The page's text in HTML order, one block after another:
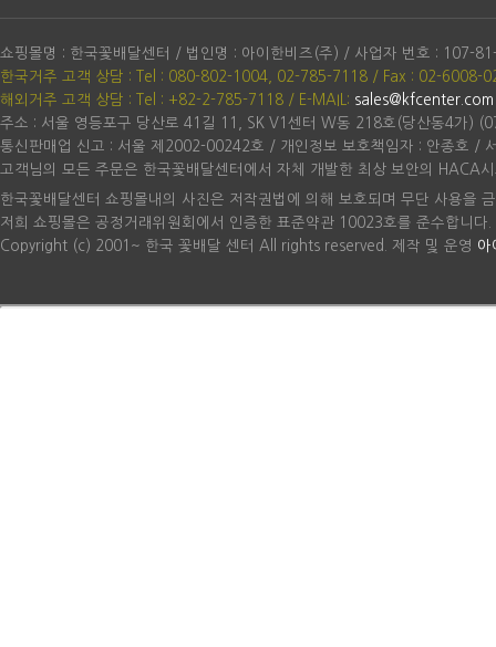
쇼핑몰명 : 한국꽃배달센터 / 법인명 : 아이한비즈(주) / 사업자 번호 : 107-
한국거주 고객 상담 : Tel : 080-802-1004, 02-785-7118 / Fax : 02-6008-
해외거주 고객 상담 : Tel : +82-2-785-7118 / E-MAIL: sales@kfcenter.com
주소 : 서울 영등포구 당산로 41길 11, SK V1센터 W동 218호(당산동4가)
통신판매업 신고 : 서울 제2002-00242호 / 개인정보 보호책임자 : 안종호 /
고객님의 모든 주문은 한국꽃배달센터에서 자체 개발한 최상 보안의 HACA
한국꽃배달센터 쇼핑몰내의 사진은 저작권법에 의해 보호되며 무단 사용을
저희 쇼핑몰은 공정거래위원회에서 인증한 표준약관 10023호를 준수합니다.
Copyright (c) 2001~ 한국 꽃배달 센터 All rights reserved. 제작 및 운영 아